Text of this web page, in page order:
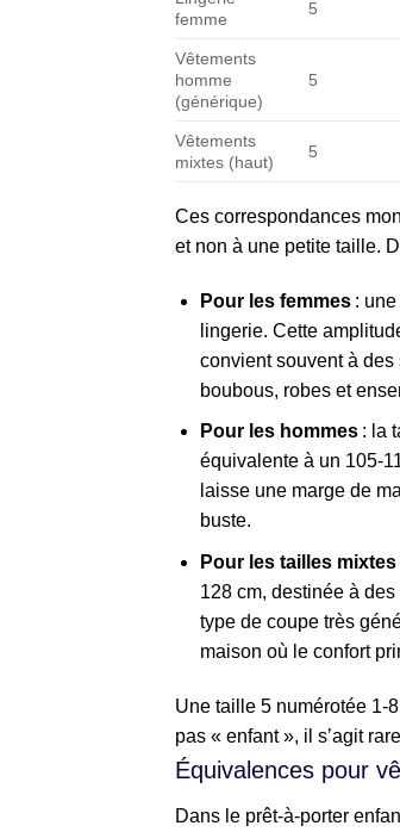
femme
5
Vêtements
homme
(générique)
5
Vêtements
mixtes (haut)
5
Ces correspondances
et non à une petite taille.
Pour les femmes: une
lingerie. Cette
convient souvent à
boubous, robes et
Pour les hommes: la
équivalente à un 105-
laisse une marge de
buste.
Pour les tailles mixtes
128 cm, destinée à
type de coupe très
maison où le confort
Une taille 5 numérotée 1-
pas « enfant », il s’agit
Équivalences pour
Dans le prêt-à-porter